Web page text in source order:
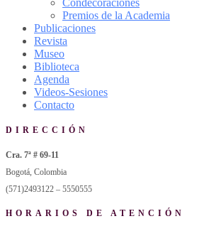
Condecoraciones
Premios de la Academia
Publicaciones
Revista
Museo
Biblioteca
Agenda
Videos-Sesiones
Contacto
DIRECCIÓN
Cra. 7ª # 69-11
Bogotá, Colombia
(571)2493122 – 5550555
HORARIOS DE ATENCIÓN